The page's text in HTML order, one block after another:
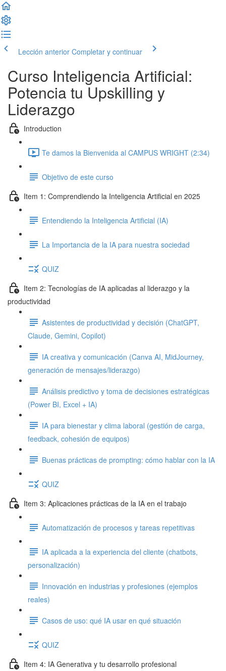
Lección anterior Completar y continuar
Curso Inteligencia Artificial:
Potencia tu Upskilling y
Liderazgo
Introduction
Te damos la Bienvenida al CAMPUS WRIGHT (2:34)
Objetivo de este curso
Item 1: Comprendiendo la Inteligencia Artificial en 2025
Entendiendo la Inteligencia Artificial (IA)
La Importancia de la IA para nuestra sociedad
QUIZ
Item 2: Tecnologías de IA aplicadas al liderazgo y la
productividad
Asistentes de productividad y decisión (ChatGPT,
Claude, Gemini, Copilot)
IA creativa y comunicación (Canva AI, MidJourney,
generación de mensajes/liderazgo)
Análisis predictivo y toma de decisiones estratégicas
(Power BI, Excel + IA)
IA para bienestar y clima laboral (gestión de carga,
feedback, cohesión de equipos)
Buenas prácticas de prompting: cómo hablar con la IA
QUIZ
Item 3: Aplicaciones prácticas de la IA en el trabajo
Automatización de procesos y tareas repetitivas
IA aplicada a la experiencia del cliente (chatbots,
personalización)
Innovación en industrias y profesiones (ejemplos
reales)
Casos de uso: qué IA usar en qué situación
QUIZ
Item 4: IA Generativa y tu desarrollo profesional